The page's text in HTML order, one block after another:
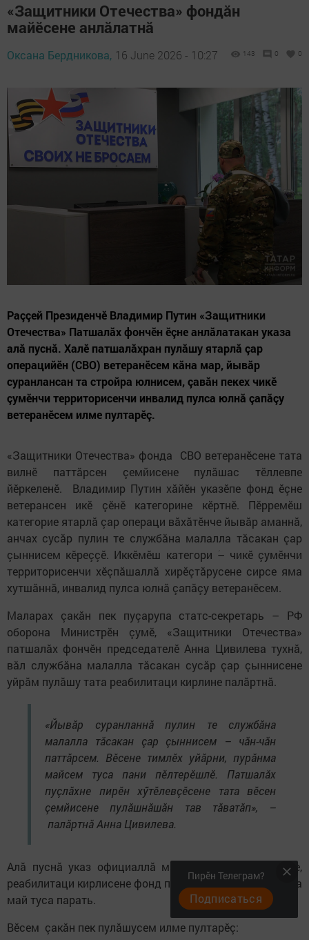
«Защитники Отечества» фондӑн
майӗсене анлӑлатнӑ
Оксана Бердникова, 16 June 2026 - 10:27 143 0 0
Раççей Президенчӗ Владимир Путин «Защитники
Отечества» Патшалӑх фончӗн ӗçне анлăлатакан указа
алӑ пуснӑ. Халӗ патшалӑхран пулăшу ятарлӑ çар
операцийӗн (СВО) ветеранӗсем кӑна мар, йывӑр
суранлансан та стройра юлнисем, çавӑн пекех чикӗ
çумӗнчи территорисенчи инвалид пулса юлнă çапӑçу
ветеранӗсем илме пултарӗç.
«Защитники Отечества» фонда СВО ветеранӗсене тата
вилнӗ паттӑрсен çемйисене пулăшас тӗллевпе
йӗркеленӗ. Владимир Путин хӑйӗн указӗпе фонд ӗçне
ветерансен икӗ çӗнӗ категорине кӗртнӗ. Пӗрремӗш
категорие ятарлă çар операци вӑхӑтӗнче йывӑр аманнӑ,
анчах сусӑр пулин те службӑна малалла тӑсакан çар
çыннисем кӗреççӗ. Иккӗмӗш категори ؘ– чикӗ çумӗнчи
территорисенчи хӗçпӑшаллӑ хирӗçтăрусене сирсе яма
хутшӑннӑ, инвалид пулса юлнă çапӑçу ветеранӗсем.
Маларах çакӑн пек пуçарупа статс-секретарь – РФ
оборона Министрӗн çумӗ, «Защитники Отечества»
патшалӑх фончӗн председателӗ Анна Цивилева тухнӑ,
вӑл службӑна малалла тӑсакан сусӑр çар çыннисене
уйрӑм пулӑшу тата реабилитаци кирлине палӑртнӑ.
«Йывӑр суранланнӑ пулин те службӑна
малалла тӑсакан çар çыннисем – чӑн-чӑн
паттӑрсем. Вӗсене тимлӗх уйăрни, пурӑнма
майсем туса пани пӗлтерӗшлӗ. Патшалӑх
пуçлӑхне пирӗн хӳтӗлевçӗсене тата вӗсен
çемйисене пулӑшнӑшӑн тав тӑватӑп», –
палӑртнă Анна Цивилева.
Алӑ пуснӑ указ официаллӑ майпа стройра юлнисене,
реабилитаци кирлисене фонд пулӑшӑвӗсемпе усӑ курма
май туса парать.
Вӗсем çакӑн пек пулӑшусем илме пултарӗç:
Пирӗн Телеграм?
Подписаться